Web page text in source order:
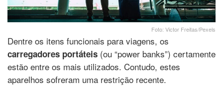
Foto: Victor Freitas/Pexels
Dentre os itens funcionais para viagens, os
carregadores portáteis (ou “power banks”) certamente
estão entre os mais utilizados. Contudo, estes
aparelhos sofreram uma restrição recente.